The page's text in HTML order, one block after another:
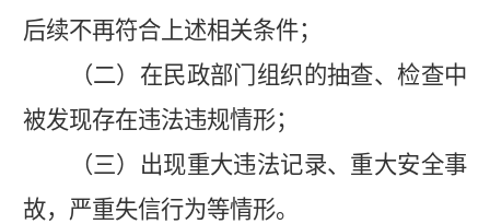
后续不再符合上述相关条件；
（二）在民政部门组织的抽查、检查中
被发现存在违法违规情形；
（三）出现重大违法记录、重大安全事
故，严重失信行为等情形。